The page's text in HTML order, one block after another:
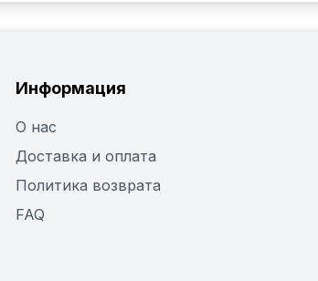
Информация
О нас
Доставка и оплата
Политика возврата
FAQ